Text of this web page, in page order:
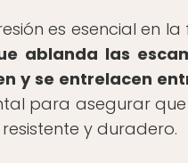
es esencial en
ablanda las
y se entrelacen
para asegurar
y duradero.